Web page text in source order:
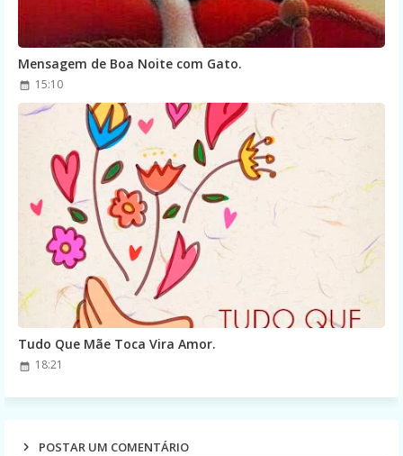
Mensagem de Boa Noite com Gato.
15:10
Tudo Que Mãe Toca Vira Amor.
18:21
POSTAR UM COMENTÁRIO